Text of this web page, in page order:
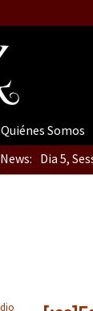
Quiénes Somos
News: Dia 5,